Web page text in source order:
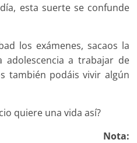
esta suerte se confunde
los exámenes, sacaos la
adolescencia a trabajar de
también podáis vivir algún
quiere una vida así?
Nota: